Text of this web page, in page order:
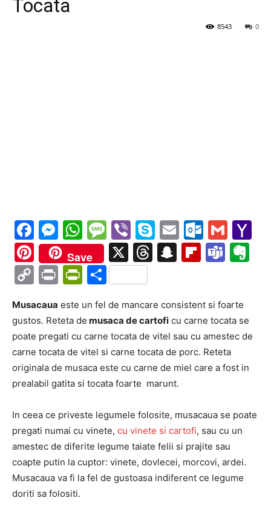
Tocata
0
8543
Facebook
Messenger
WhatsApp
Message
ViberSkype
Email
Pinterest
Save X Threads
Snapchat
CopyPrintPrintFriendly
Partajează
Musacaua este un fel de mancare consistent si foarte
gustos. Reteta de musaca de cartofi cu carne tocata se
poate pregati cu carne tocata de vitel sau cu amestec de
carne tocata de vitel si carne tocata de porc. Reteta
originala de musaca este cu carne de miel care a fost in
prealabil gatita si tocata foarte marunt.
In ceea ce priveste legumele folosite, musacaua se poate
pregati numai cu vinete, cu vinete si cartofi, sau cu un
amestec de diferite legume taiate felii si prajite sau
coapte putin la cuptor: vinete, dovlecei, morcovi, ardei.
Musacaua va fi la fel de gustoasa indiferent ce legume
doriti sa folositi.